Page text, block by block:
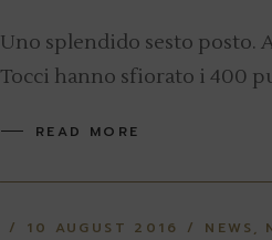
Uno splendido sesto posto.
Tocci hanno sfiorato i 400
READ MORE
10 AUGUST 2016 NEWS